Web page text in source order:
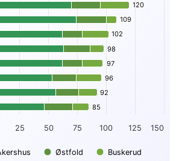
axis displaying Art.
axis displaying . Data ranges from 46 to
120
120
109
109
102
102
98
98
97
97
96
96
92
92
85
85
Østfold Buskerud
25 50 75 100 125 150